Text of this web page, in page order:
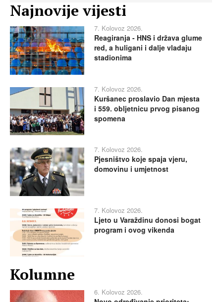
Najnovije vijesti
7. Kolovoz 2026.
Reagiranja - HNS i država glume
red, a huligani i dalje vladaju
stadionima
7. Kolovoz 2026.
Kuršanec proslavio Dan mjesta
i 559. obljetnicu prvog pisanog
spomena
7. Kolovoz 2026.
Pjesništvo koje spaja vjeru,
domovinu i umjetnost
7. Kolovoz 2026.
Ljeto u Varaždinu donosi bogat
program i ovog vikenda
Kolumne
6. Kolovoz 2026.